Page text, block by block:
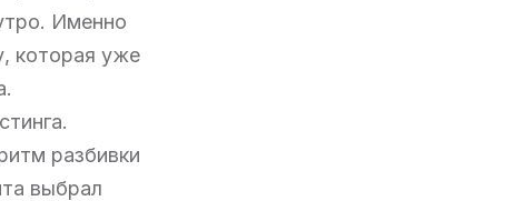
Именно
которая уже
разбивки
выбрал